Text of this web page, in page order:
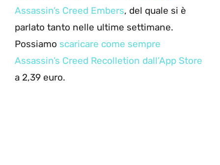
Assassin’s Creed Embers, del quale si è
parlato tanto nelle ultime settimane.
Possiamo scaricare come sempre
Assassin’s Creed Recolletion dall’App Store
a 2,39 euro.